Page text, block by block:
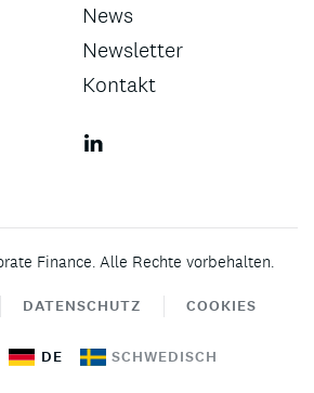
News
Newsletter
Kontakt
Finance. Alle Rechte vorbehalten.
DATENSCHUTZ COOKIES
DE SCHWEDISCH